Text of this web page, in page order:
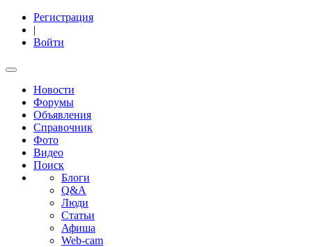
Регистрация
|
Войти
Новости
Форумы
Объявления
Справочник
Фото
Видео
Поиск
Блоги
Q&A
Люди
Статьи
Афиша
Web-cam